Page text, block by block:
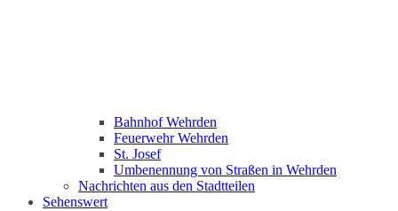
Bahnhof Wehrden
Feuerwehr Wehrden
St. Josef
Umbenennung von Straßen in Wehrden
Nachrichten aus den Stadtteilen
Sehenswert